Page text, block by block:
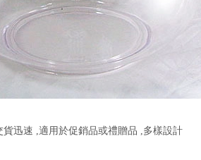
迅速 ,適用於促銷品或禮贈品 ,多樣設計